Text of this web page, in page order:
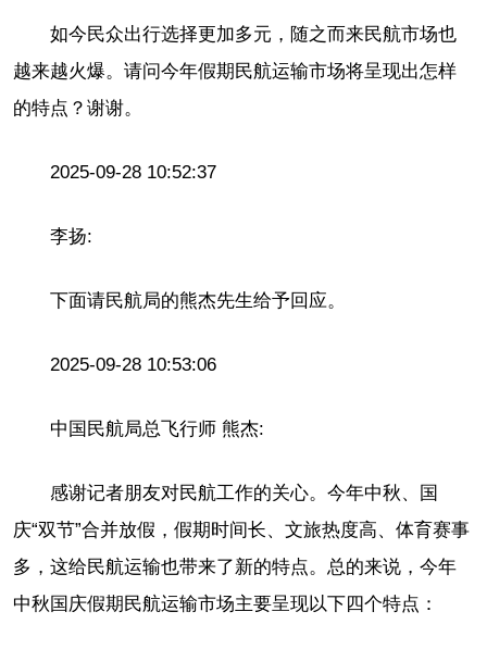
如今民众出行选择更加多元，随之而来民航市场也
越来越火爆。请问今年假期民航运输市场将呈现出怎样
的特点？谢谢。
2025-09-28 10:52:37
李扬:
下面请民航局的熊杰先生给予回应。
2025-09-28 10:53:06
中国民航局总飞行师 熊杰:
感谢记者朋友对民航工作的关心。今年中秋、国
庆“双节”合并放假，假期时间长、文旅热度高、体育赛事
多，这给民航运输也带来了新的特点。总的来说，今年
中秋国庆假期民航运输市场主要呈现以下四个特点：